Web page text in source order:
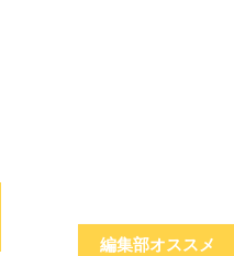
編集部オススメ